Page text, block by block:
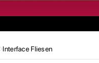
Interface Fliesen